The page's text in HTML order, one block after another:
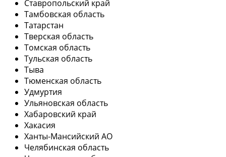
Ставропольский край
Тамбовская область
Татарстан
Тверская область
Томская область
Тульская область
Тыва
Тюменская область
Удмуртия
Ульяновская область
Хабаровский край
Хакасия
Ханты-Мансийский АО
Челябинская область